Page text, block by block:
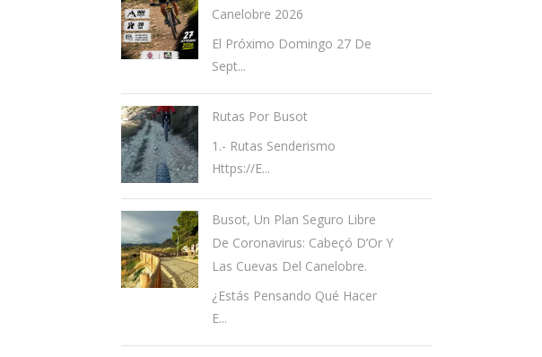
Canelobre 2026
El Próximo Domingo 27 De
Sept...
Rutas Por Busot
1.- Rutas Senderismo
Https://e...
Busot, Un Plan Seguro Libre
De Coronavirus: Cabeçó D’Or Y
Las Cuevas Del Canelobre.
¿Estás Pensando Qué Hacer
E...